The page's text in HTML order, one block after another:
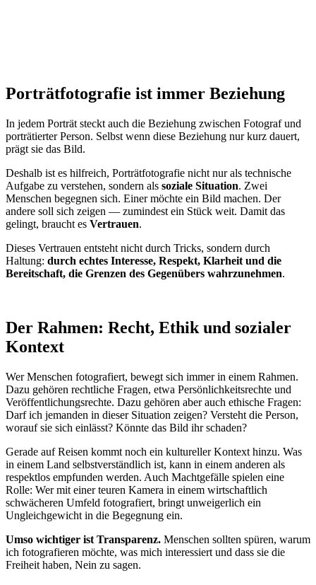
Porträtfotografie ist immer Beziehung
In jedem Porträt steckt auch die Beziehung zwischen Fotograf und
porträtierter Person. Selbst wenn diese Beziehung nur kurz dauert,
prägt sie das Bild.
Deshalb ist es hilfreich, Porträtfotografie nicht nur als technische
Aufgabe zu verstehen, sondern als soziale Situation. Zwei
Menschen begegnen sich. Einer möchte ein Bild machen. Der
andere soll sich zeigen — zumindest ein Stück weit. Damit das
gelingt, braucht es Vertrauen.
Dieses Vertrauen entsteht nicht durch Tricks, sondern durch
Haltung: durch echtes Interesse, Respekt, Klarheit und die
Bereitschaft, die Grenzen des Gegenübers wahrzunehmen.
Der Rahmen: Recht, Ethik und sozialer
Kontext
Wer Menschen fotografiert, bewegt sich immer in einem Rahmen.
Dazu gehören rechtliche Fragen, etwa Persönlichkeitsrechte und
Veröffentlichungsrechte. Dazu gehören aber auch ethische Fragen:
Darf ich jemanden in dieser Situation zeigen? Versteht die Person,
worauf sie sich einlässt? Könnte das Bild ihr schaden?
Gerade auf Reisen kommt noch ein kultureller Kontext hinzu. Was
in einem Land selbstverständlich ist, kann in einem anderen als
respektlos empfunden werden. Auch Machtgefälle spielen eine
Rolle: Wer mit einer teuren Kamera in einem wirtschaftlich
schwächeren Umfeld fotografiert, bringt unweigerlich ein
Ungleichgewicht in die Begegnung ein.
Umso wichtiger ist Transparenz. Menschen sollten spüren, warum
ich fotografieren möchte, was mich interessiert und dass sie die
Freiheit haben, Nein zu sagen.